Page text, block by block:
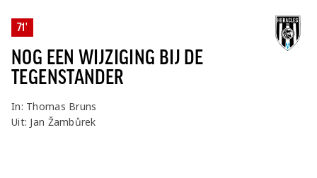
71'
NOG EEN WIJZIGING BIJ DE
TEGENSTANDER
In: Thomas Bruns
Uit: Jan Žambůrek